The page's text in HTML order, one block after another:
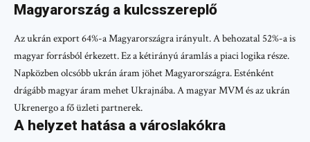
Magyarország a kulcsszereplő
Az ukrán export 64%-a Magyarországra irányult. A behozatal 52%-a is
magyar forrásból érkezett. Ez a kétirányú áramlás a piaci logika része.
Napközben olcsóbb ukrán áram jöhet Magyarországra. Esténként
drágább magyar áram mehet Ukrajnába. A magyar MVM és az ukrán
Ukrenergo a fő üzleti partnerek.
A helyzet hatása a városlakókra